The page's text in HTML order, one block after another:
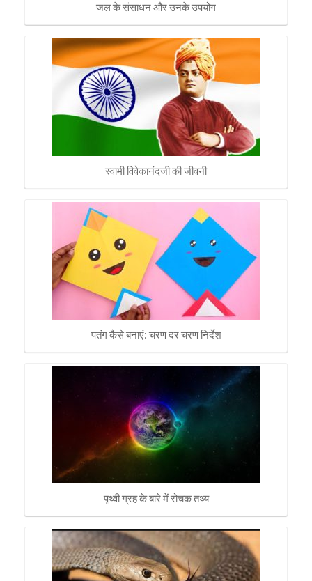
जल के संसाधन और उनके उपयोग
स्वामी विवेकानंदजी की जीवनी
पतंग कैसे बनाएं: चरण दर चरण निर्देश
पृथ्वी ग्रह के बारे में रोचक तथ्य